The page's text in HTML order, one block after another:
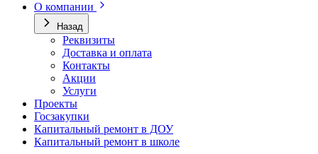
О компании
Назад
Реквизиты
Доставка и оплата
Контакты
Акции
Услуги
Проекты
Госзакупки
Капитальный ремонт в ДОУ
Капитальный ремонт в школе